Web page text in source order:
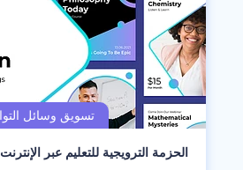
الحزمة الترويجية للتعليم عبر الإنترنت